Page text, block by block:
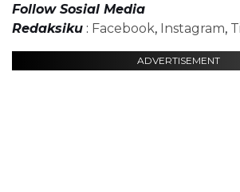
Follow Sosial Media
Redaksiku : Facebook, Instagram,
ADVERTISEMENT